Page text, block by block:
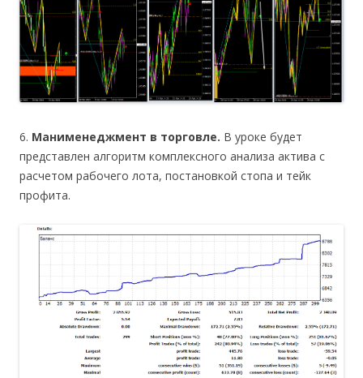
6. Манименеджмент в торговле. В уроке будет
представлен алгоритм комплексного анализа актива с
расчетом рабочего лота, постановкой стопа и тейк
профита.